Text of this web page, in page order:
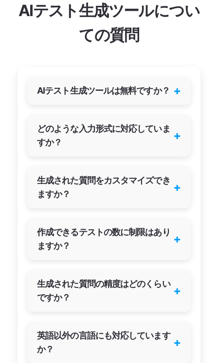
AIテスト生成ツールについ
ての質問
AIテスト生成ツールは無料ですか？ +
どのような入力形式に対応していま
すか？
+
生成された質問をカスタマイズでき
ますか？
+
作成できるテストの数に制限はあり
ますか？
+
生成された質問の精度はどのくらい
ですか？
+
英語以外の言語にも対応しています
か？
+